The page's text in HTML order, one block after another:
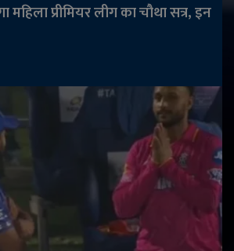
प्रीमियर लीग का चौथा सत्र, इन